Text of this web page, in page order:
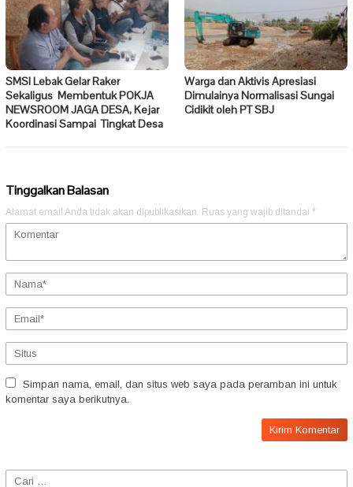
SMSI Lebak Gelar Raker
Sekaligus Membentuk POKJA
NEWSROOM JAGA DESA, Kejar
Koordinasi Sampai Tingkat Desa
Warga dan Aktivis Apresiasi
Dimulainya Normalisasi Sungai
Cidikit oleh PT SBJ
Tinggalkan Balasan
Alamat email Anda tidak akan dipublikasikan. Ruas yang wajib ditandai *
Simpan nama, email, dan situs web saya pada peramban ini untuk
komentar saya berikutnya.
Cari